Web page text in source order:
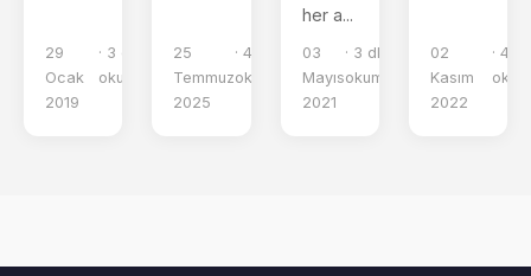
29
Ocak
2019
· 3 dk
okuma
25
Temmuz
2025
· 4 dk
okuma
her a...
03
Mayıs
2021
· 3 dk
okuma
02
Kasım
2022
· 4